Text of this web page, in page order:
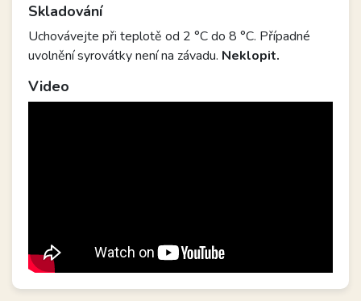
Skladování
Uchovávejte při teplotě od 2 °C do 8 °C. Případné
uvolnění syrovátky není na závadu. Neklopit.
Video